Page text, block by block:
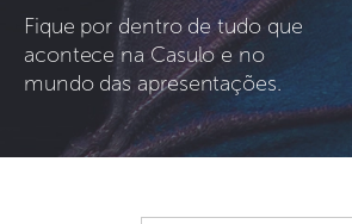
Fique por dentro de tudo que
acontece na Casulo e no
mundo das apresentações.